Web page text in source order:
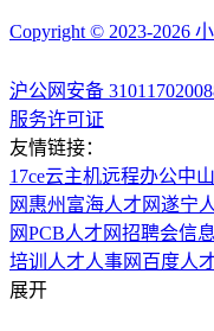
Copyright © 2023-2026
沪公网安备
服务许可证
友情链接：
17ce云主机远程办公中
网 惠州富海人才网遂宁
网PCB人才网招聘会信
培训 人才人事网 百度人
展开